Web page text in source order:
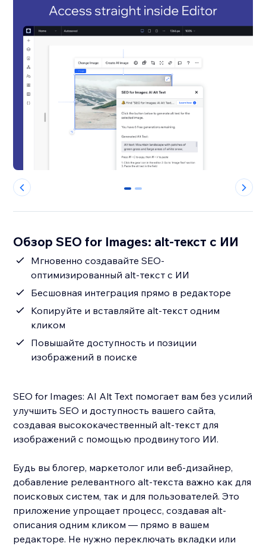
0 1
Обзор SEO for Images: alt-текст с ИИ
Мгновенно создавайте SEO-
оптимизированный alt-текст с ИИ
Бесшовная интеграция прямо в редакторе
Копируйте и вставляйте alt-текст одним
кликом
Повышайте доступность и позиции
изображений в поиске
SEO for Images: AI Alt Text помогает вам без усилий
улучшить SEO и доступность вашего сайта,
создавая высококачественный alt-текст для
изображений с помощью продвинутого ИИ.
Будь вы блогер, маркетолог или веб-дизайнер,
добавление релевантного alt-текста важно как для
поисковых систем, так и для пользователей. Это
приложение упрощает процесс, создавая alt-
описания одним кликом — прямо в вашем
редакторе. Не нужно переключать вкладки или